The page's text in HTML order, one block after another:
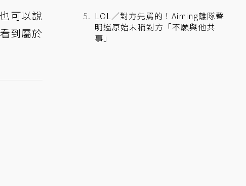
可以說
到屬於
LOL／對方先罵的！Aiming離隊聲
明還原始末稱對方「不願與他共
事」